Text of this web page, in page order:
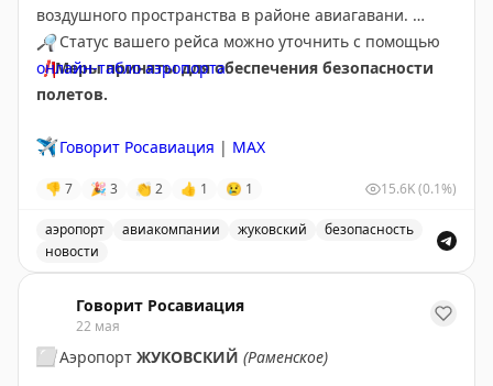
воздушного пространства в районе авиагавани.
❗Меры приняты для обеспечения безопасности
полетов.
🔎Статус вашего рейса можно уточнить с помощью
онлайн-табло аэропорта.
✈️ Говорит Росавиация | МАХ
👎 7 🎉 3 👏 2 👍 1 😢 1 15.6K(0.1%)
аэропорт авиакомпании жуковский
безопасность
новости
Говорит Росавиация
22 мая
⬜️Аэропорт ЖУКОВСКИЙ (Раменское)